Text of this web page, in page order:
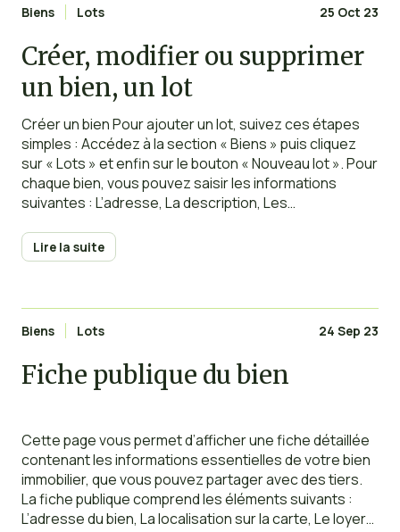
Biens Lots 25 Oct 23
Créer, modifier ou supprimer
un bien, un lot
Créer un bien Pour ajouter un lot, suivez ces étapes
simples : Accédez à la section « Biens » puis cliquez
sur « Lots » et enfin sur le bouton « Nouveau lot ». Pour
chaque bien, vous pouvez saisir les informations
suivantes : L’adresse, La description, Les
informations administratives, Les contracts,
ceryificats et diagnostics, Les
Lire la suite
Biens Lots 24 Sep 23
Fiche publique du bien
Cette page vous permet d’afficher une fiche détaillée
contenant les informations essentielles de votre bien
immobilier, que vous pouvez partager avec des tiers.
La fiche publique comprend les éléments suivants :
L’adresse du bien, La localisation sur la carte, Le loyer